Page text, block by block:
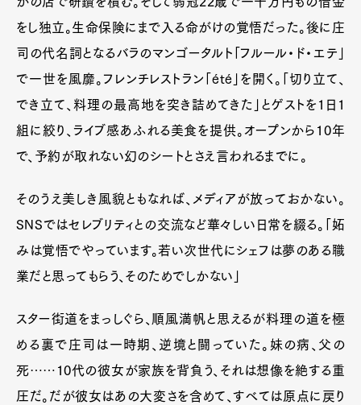
をし独立。生命保険にまで入る命がけの覚悟だった。後に庄
司の代名詞となるバラのマンゴータルト「フルール・ド・エテ」
で一世を風靡。フレンチレストラン「été」を開く。「切り立て、
でき立て、料理の最高地を突き詰めてきた」とゲストを1日1
組に絞り、ライブ感あふれる美食を提供。オープンから10年
で、予約が取れない幻のシートとさえ言われるまでに。
そのうえ美しき風貌ともなれば、メディアが放っておかない。
SNSではセレブリティとの交流など華々しい日常を綴る。「妬
みは覚悟でやっています。若い次世代にシェフは夢のある職
業だと思ってもらう、そのためでしかない」
スター街道をまっしぐら、順風満帆と思えるが料理の道を極
める裏で庄司は一時期、逆境と闘っていた。妹の病、父の
死……10代の彼女が家族を背負う、それは想像を絶する重
圧だ。だが彼女はあの大変さを含めて、すべては原点に戻り